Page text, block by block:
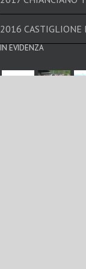
2016 CASTIGLIONE
IN EVIDENZA